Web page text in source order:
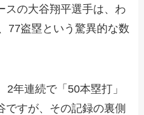
スの大谷翔平選手は、わ
77盗塁という驚異的な数
年連続で「50本塁打」
ですが、その記録の裏側